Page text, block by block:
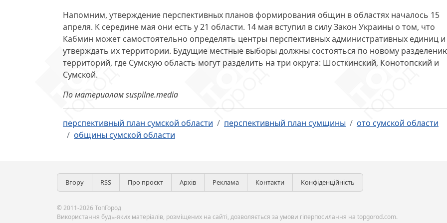
Напомним, утверждение перспективных планов формирования общин в областях началось 15
апреля. К середине мая они есть у 21 области. 14 мая вступил в силу Закон Украины о том, что
Кабмин может самостоятельно определять центры перспективных административных единиц и
утверждать их территории. Будущие местные выборы должны состояться по новому
территорий, где Сумскую область могут разделить на три округа: Шосткинский, Конотопский и
Сумской.
По материалам suspilne.media
перспективный план сумской области перспективный план сумщины
ото сумской области
общины сумской области
Вгору RSS Про проєкт Архів Реклама Контакти Конфіденційність
© 2011-2026 ТопГород
Використання будь-яких матеріалів, розміщених на сайті, дозволяється за умови гіперпосилання на topgorod.com.